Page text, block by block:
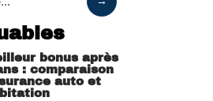
bonus après
: comparaison
auto et